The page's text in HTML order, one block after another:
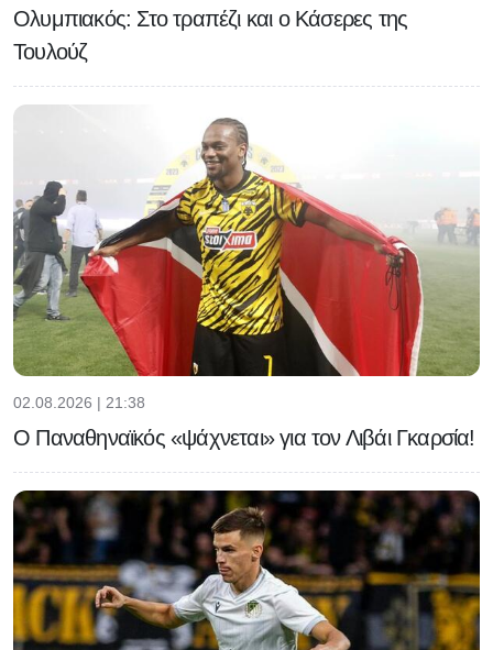
Ολυμπιακός: Στο τραπέζι και ο Κάσερες της
Τουλούζ
02.08.2026 | 21:38
Ο Παναθηναϊκός «ψάχνεται» για τον Λιβάι Γκαρσία!